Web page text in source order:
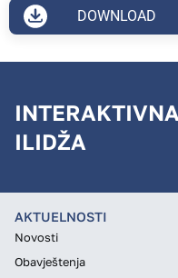
DOWNLOAD
ILIDŽA
AKTUELNOSTI
Novosti
Obavještenja